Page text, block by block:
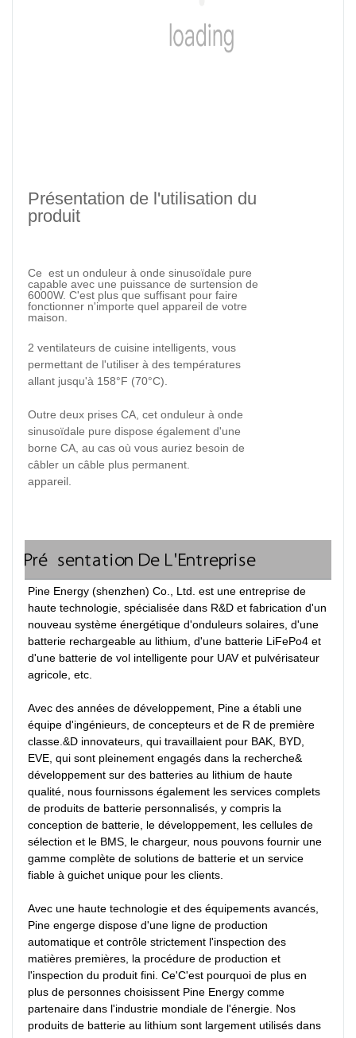
Présentation de l'utilisation du
produit
Ce est un onduleur à onde sinusoïdale pure
capable avec une puissance de surtension de
6000W. C'est plus que suffisant pour faire
fonctionner n'importe quel appareil de votre
maison.
2 ventilateurs de cuisine intelligents , vous
permettant de l'utiliser à des températures
allant jusqu'à 158°F (70°C).
Outre deux prises CA, cet onduleur à onde
sinusoïdale pure dispose également d'une
borne CA, au cas où vous auriez besoin de
câbler un câble plus permanent.
appareil.
Présentation De L'Entreprise
Pine Energy (shenzhen) Co., Ltd. est une entreprise de
haute technologie, spécialisée dans R&D et fabrication d'un
nouveau système énergétique d'onduleurs solaires, d'une
batterie rechargeable au lithium, d'une batterie LiFePo4 et
d'une batterie de vol intelligente pour UAV et pulvérisateur
agricole, etc.
Avec des années de développement, Pine a établi une
équipe d'ingénieurs, de concepteurs et de R de première
classe.&D innovateurs, qui travaillaient pour BAK, BYD,
EVE, qui sont pleinement engagés dans la recherche&
développement sur des batteries au lithium de haute
qualité, nous fournissons également les services complets
de produits de batterie personnalisés, y compris la
conception de batterie, le développement, les cellules de
sélection et le BMS, le chargeur, nous pouvons fournir une
gamme complète de solutions de batterie et un service
fiable à guichet unique pour les clients.
Avec une haute technologie et des équipements avancés,
Pine engerge dispose d'une ligne de production
automatique et contrôle strictement l'inspection des
matières premières, la procédure de production et
l'inspection du produit fini. Ce'C'est pourquoi de plus en
plus de personnes choisissent Pine Energy comme
partenaire dans l'industrie mondiale de l'énergie. Nos
produits de batterie au lithium sont largement utilisés dans